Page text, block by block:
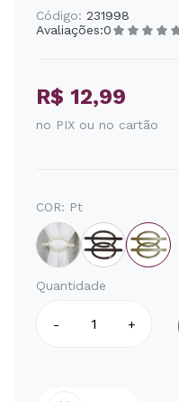
Código: 231998
Avaliações:0
R$ 12,99
no PIX ou no cartão
COR: Pt
Quantidade
- +